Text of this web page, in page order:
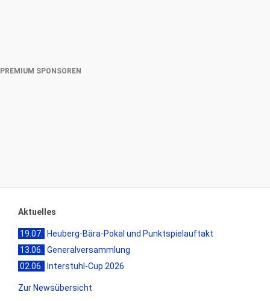
PREMIUM SPONSOREN
Aktuelles
19.07.
Heuberg-Bära-Pokal und Punktspielauftakt
13.06. Generalversammlung
02.06.
Interstuhl-Cup 2026
Zur Newsübersicht